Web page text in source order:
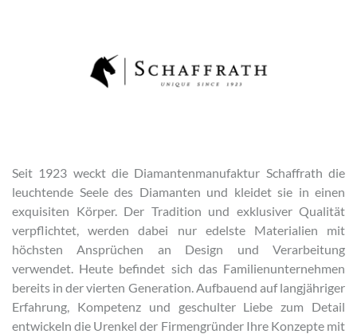
Seit 1923 weckt die Diamantenmanufaktur Schaffrath die
leuchtende Seele des Diamanten und kleidet sie in einen
exquisiten Körper. Der Tradition und exklusiver Qualität
verpflichtet, werden dabei nur edelste Materialien mit
höchsten Ansprüchen an Design und Verarbeitung
verwendet. Heute befindet sich das Familienunternehmen
bereits in der vierten Generation. Aufbauend auf langjähriger
Erfahrung, Kompetenz und geschulter Liebe zum Detail
entwickeln die Urenkel der Firmengründer Ihre Konzepte mit